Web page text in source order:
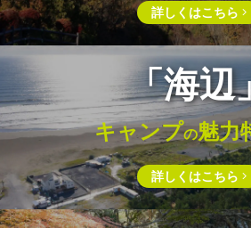
詳しくはこちら
「海辺
キャンプの魅力
詳しくはこちら